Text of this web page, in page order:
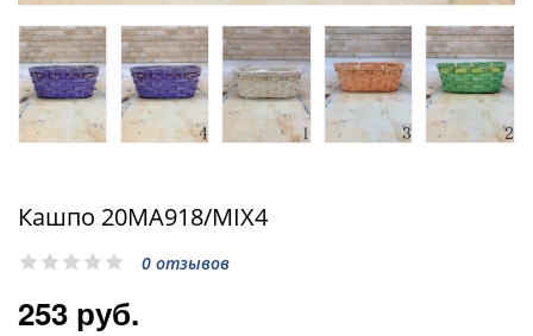
Кашпо 20MA918/MIX4
0 отзывов
253 руб.